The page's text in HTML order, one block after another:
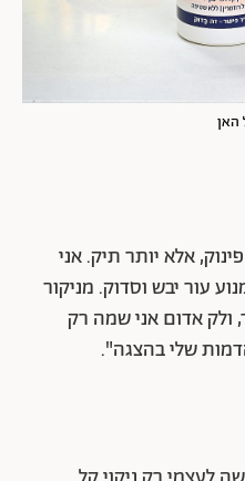
אלא יותר תיק. אני
עור יבש וסדוק. מניקור
ולק אדום אני שמה רק
שלי בהצגה".